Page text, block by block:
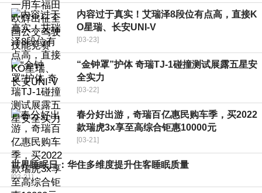
内容过于真实！艾瑞泽8段位有点高，直接K
O星瑞、长安UNI-V
[03-23]
“金钟罩”护体 奇瑞TJ-1碰撞测试展露五星安
全实力
[03-22]
春分好出游，奇瑞百亿惠民购车季，买2022
款瑞虎3x享至高综合钜惠10000元
[03-21]
世界睡眠日：华住多维度提升住客睡眠质量
[03-21]